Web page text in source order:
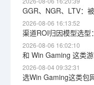
GGR、NGR、LTV：
2026-08-06 16:13:52
2026-08-06 16:02:10
2026-08-04 09:32:31